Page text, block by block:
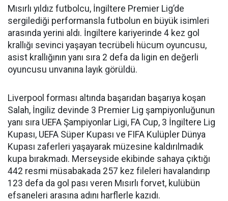
Mısırlı yıldız futbolcu, İngiltere Premier Lig’de
sergilediği performansla futbolun en büyük isimleri
arasında yerini aldı. İngiltere kariyerinde 4 kez gol
krallığı sevinci yaşayan tecrübeli hücum oyuncusu,
asist krallığının yanı sıra 2 defa da ligin en değerli
oyuncusu unvanına layık görüldü.
Liverpool forması altında başarıdan başarıya koşan
Salah, İngiliz devinde 3 Premier Lig şampiyonluğunun
yanı sıra UEFA Şampiyonlar Ligi, FA Cup, 3 İngiltere Lig
Kupası, UEFA Süper Kupası ve FIFA Kulüpler Dünya
Kupası zaferleri yaşayarak müzesine kaldırılmadık
kupa bırakmadı. Merseyside ekibinde sahaya çıktığı
442 resmi müsabakada 257 kez fileleri havalandırıp
123 defa da gol pası veren Mısırlı forvet, kulübün
efsaneleri arasına adını harflerle kazıdı.